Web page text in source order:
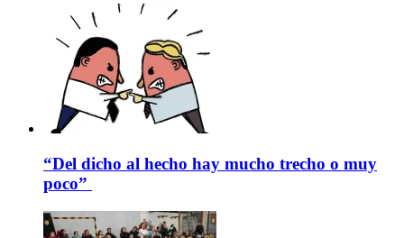
“Del dicho al hecho hay mucho trecho o muy
poco”